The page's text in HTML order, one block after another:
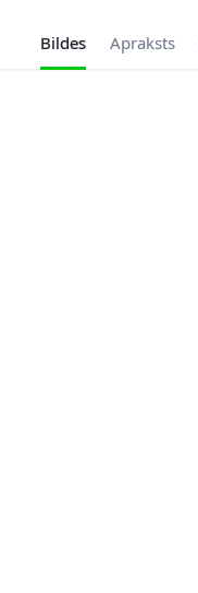
Bildes Apraksts